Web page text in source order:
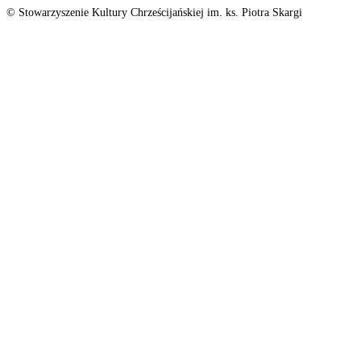
© Stowarzyszenie Kultury Chrześcijańskiej im. ks. Piotra Skargi